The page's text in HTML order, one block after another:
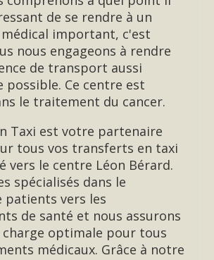
de se rendre à un
médical important, c'est
nous engageons à rendre
de transport aussi
possible. Ce centre est
le traitement du cancer.
Taxi est votre partenaire
tous vos transferts en taxi
vers le centre Léon Bérard.
spécialisés dans le
vers les
de santé et nous assurons
charge optimale pour tous
médicaux. Grâce à notre